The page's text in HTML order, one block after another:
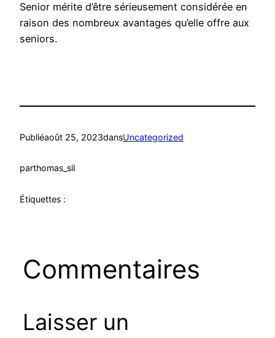
Senior mérite d’être sérieusement considérée en
raison des nombreux avantages qu’elle offre aux
seniors.
Publiéaoût 25, 2023dansUncategorized
parthomas_sil
Étiquettes :
Commentaires
Laisser un